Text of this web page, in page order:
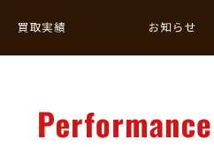
買取実績 お知らせ
Performance